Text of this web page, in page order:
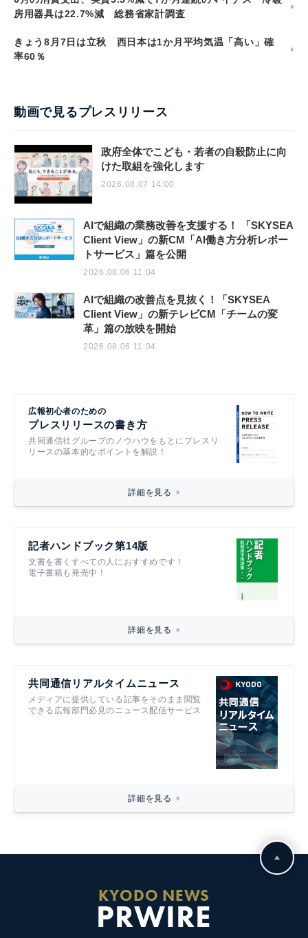
房用器具は22.7%減 総務省家計調査
きょう8月7日は立秋 西日本は1か月平均気温「高い」確
率60％
動画で見るプレスリリース
政府全体でこども・若者の自殺防止に向
けた取組を強化します
2026.08.07 14:00
AIで組織の業務改善を支援する！ 「SKYSEA
Client View」の新CM「AI働き方分析レポー
トサービス」篇を公開
2026.08.06 11:04
AIで組織の改善点を見抜く！「SKYSEA
Client View」の新テレビCM「チームの変
革」篇の放映を開始
2026.08.06 11:04
広報初心者のための
プレスリリースの書き方
共同通信社グループのノウハウをもとにプレスリ
リースの基本的なポイントを解説！
詳細を見る
記者ハンドブック第14版
文書を書くすべての人におすすめです！
電子書籍も発売中！
詳細を見る
共同通信リアルタイムニュース
メディアに提供している記事をそのまま閲覧
できる広報部門必見のニュース配信サービス
詳細を見る
KYODO NEWS
PRWIRE